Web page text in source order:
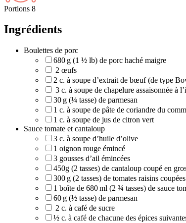
Portions 8
Ingrédients
Boulettes de porc
680 g (1 ½ lb) de porc haché maigre
2 œufs
2 c. à soupe d’extrait de bœuf (de type
3 c. à soupe de chapelure assaisonnée à
30 g (¼ tasse) de parmesan
1 c. à soupe de pâte de coriandre du
1 c. à soupe de jus de citron vert
Sauce tomate et cantaloup
3 c. à soupe d’huile d’olive
1 oignon rouge émincé
3 gousses d’ail émincées
450g (2 tasses) de cantaloup coupé en
300 g (2 tasses) de tomates raisins
1 boîte de 680 ml (2 ¾ tasses) de sauce
60 g (½ tasse) de parmesan
2 c. à café de sucre
½ c. à café de chacune des épices